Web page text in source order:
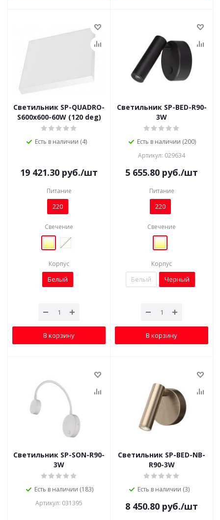
Светильник SP-QUADRO-
S600x600-60W (120 deg)
Есть в наличии (4)
19 421.30 руб./шт
Питание
220
Свечение
Корпус
Белый
В корзину
Светильник SP-BED-R90-
3W
Есть в наличии (200)
Артикул: 029634
5 655.80 руб./шт
Питание
220
Свечение
Корпус
Белый Черный
В корзину
Светильник SP-SON-R90-
3W
Есть в наличии (183)
Артикул: 031395
Светильник SP-BED-NB-
R90-3W
Есть в наличии (3)
8 450.80 руб./шт